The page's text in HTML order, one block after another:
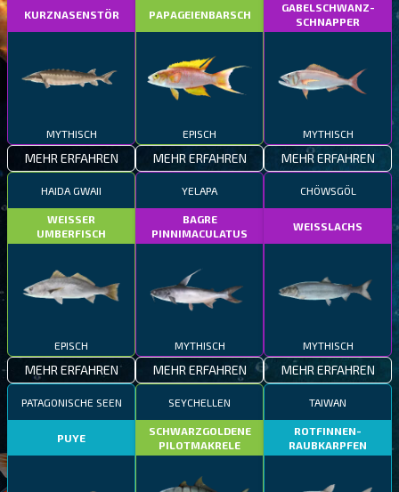
KURZNASENSTÖR
MYTHISCH
MEHR ERFAHREN
PAPAGEIENBARSCH
EPISCH
MEHR ERFAHREN
GABELSCHWANZ-
SCHNAPPER
MYTHISCH
MEHR ERFAHREN
HAIDA GWAII
WEISSER
UMBERFISCH
EPISCH
MEHR ERFAHREN
YELAPA
BAGRE
PINNIMACULATUS
MYTHISCH
MEHR ERFAHREN
CHÖWSGÖL
WEISSLACHS
MYTHISCH
MEHR ERFAHREN
PATAGONISCHE SEEN
PUYE
SEYCHELLEN
SCHWARZGOLDENE
PILOTMAKRELE
TAIWAN
ROTFINNEN-
RAUBKARPFEN